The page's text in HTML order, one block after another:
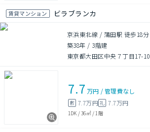
賃貸マンション ビラブランカ
京浜東北線 / 蒲田駅 徒歩18分
築38年 / 3階建
東京都大田区中央７丁目17-10
7.7 万円 /管理費なし
敷 7.7万円礼 7.7万円
1DK /36㎡/ 1階